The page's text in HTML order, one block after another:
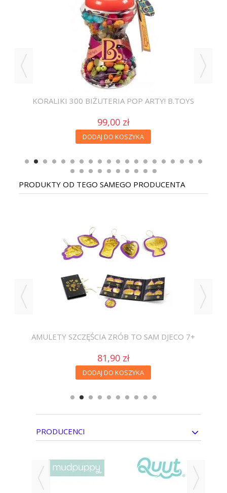
KORALIKI 300 BIŻUTERIA POP ARTY! B.TOYS
99,00 zł
DODAJ DO KOSZYKA
PRODUKTY OD TEGO SAMEGO PRODUCENTA
AMULETY SZCZĘŚCIA ZRÓB TO SAM DJECO 7+
81,90 zł
DODAJ DO KOSZYKA
PRODUCENCI